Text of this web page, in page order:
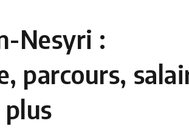
Nesyri :
parcours,